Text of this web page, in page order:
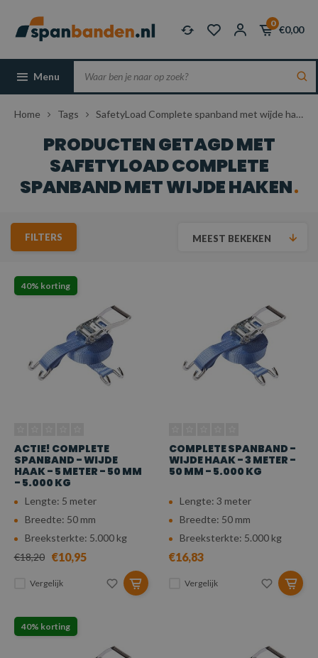
0
€0,00
Menu
Home Tags SafetyLoad Complete spanband met wijde haken
PRODUCTEN GETAGD MET
SAFETYLOAD COMPLETE
SPANBAND MET WIJDE HAKEN
FILTERS MEEST BEKEKEN
40% korting
ACTIE! COMPLETE
SPANBAND - WIJDE
HAAK - 5 METER - 50 MM
- 5.000 KG
Lengte: 5 meter
Breedte: 50 mm
Breeksterkte: 5.000 kg
€18,20
€10,95
Vergelijk
COMPLETE SPANBAND -
WIJDE HAAK - 3 METER -
50 MM - 5.000 KG
Lengte: 3 meter
Breedte: 50 mm
Breeksterkte: 5.000 kg
€16,83
Vergelijk
40% korting